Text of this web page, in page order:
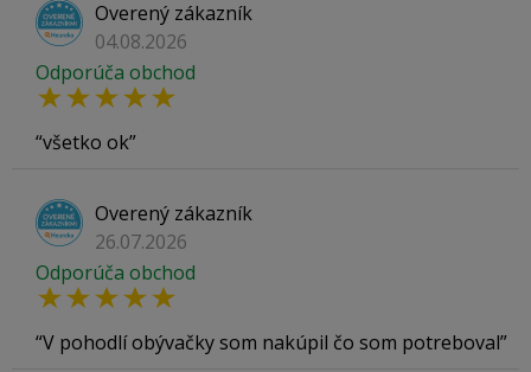
Overený zákazník
04.08.2026
Odporúča obchod
všetko ok
Overený zákazník
26.07.2026
Odporúča obchod
V pohodlí obývačky som nakúpil čo som potreboval